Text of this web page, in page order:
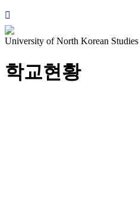
University of North Korean Studies
학교현황